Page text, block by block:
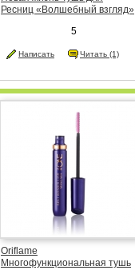
Ресниц «Волшебный взгляд»
5
Написать Читать (1)
Oriflame
Многофункциональная тушь